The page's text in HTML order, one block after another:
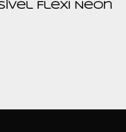
Flexi Neon